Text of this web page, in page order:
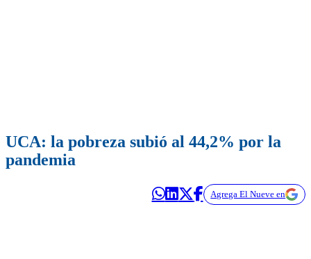
UCA: la pobreza subió al 44,2% por la
pandemia
Agrega El Nueve en